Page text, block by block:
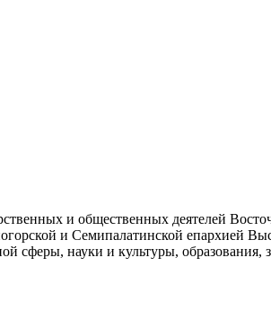
и общественных деятелей
и Семипалатинской епархией
сферы, науки и культуры,